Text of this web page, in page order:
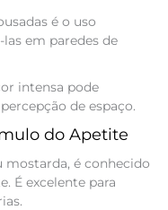
é o uso
em paredes de
intensa pode
de espaço.
do Apetite
mostarda, é conhecido
É excelente para